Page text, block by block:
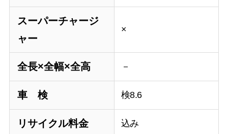
スーパーチャージ
ャー
×
全長×全幅×全高 －
車 検 検8.6
リサイクル料金 込み